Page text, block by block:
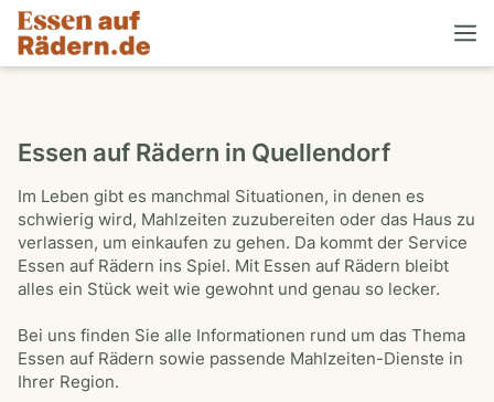
Essen auf Rädern in Quellendorf
Im Leben gibt es manchmal Situationen, in denen es
schwierig wird, Mahlzeiten zuzubereiten oder das Haus zu
verlassen, um einkaufen zu gehen. Da kommt der Service
Essen auf Rädern ins Spiel. Mit Essen auf Rädern bleibt
alles ein Stück weit wie gewohnt und genau so lecker.
Bei uns finden Sie alle Informationen rund um das Thema
Essen auf Rädern sowie passende Mahlzeiten-Dienste in
Ihrer Region.